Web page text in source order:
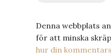
Denna webbplats
för att minska
hur din